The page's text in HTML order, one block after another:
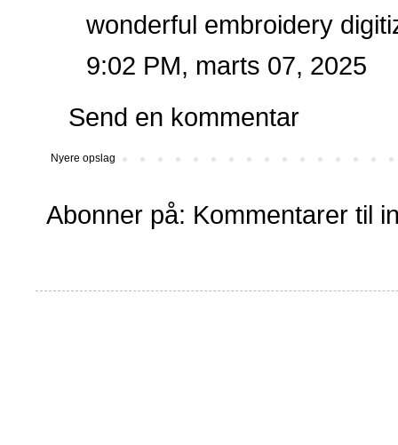
wonderful embroidery
9:02 PM, marts 07, 2025
Send en kommentar
Nyere opslag
Abonner på: Kommentarer til